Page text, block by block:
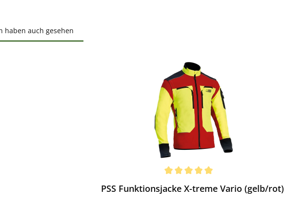
haben auch gesehen
PSS Funktionsjacke X-treme Vario (gelb/rot)